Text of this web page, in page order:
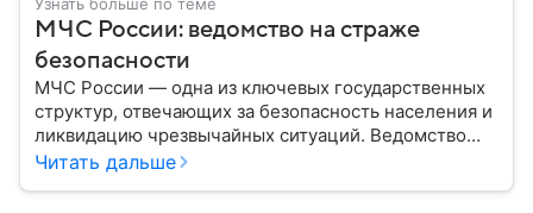
МЧС России: ведомство на страже
безопасности
МЧС России — одна из ключевых государственных
структур, отвечающих за безопасность населения и
ликвидацию чрезвычайных ситуаций. Ведомство
играет важную роль в защите граждан от
Читать дальше